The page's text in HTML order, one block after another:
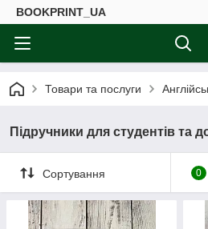
BOOKPRINT_UA
Товари та послуги
Підручники для студентів та
Сортування 0